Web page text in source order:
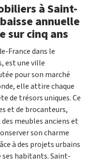
à Saint-
annuelle
sur cinq ans
France dans le
est une ville
pour son marché
elle attire chaque
de trésors uniques. Ce
et de brocanteurs,
meubles anciens et
son charme
à des projets urbains
ses habitants. Saint-